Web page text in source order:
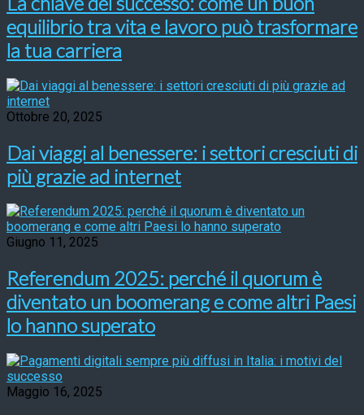
equilibrio tra vita e lavoro può trasformare
la tua carriera
Ottobre 20, 2025
Dai viaggi al benessere: i settori cresciuti di
più grazie ad internet
Giugno 11, 2025
Referendum 2025: perché il quorum è
diventato un boomerang e come altri Paesi
lo hanno superato
Maggio 16, 2025